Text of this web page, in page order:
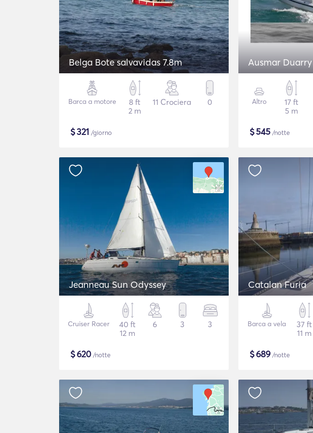
Belga Bote salvavidas 7.8m
Barca a motore
8 ft
2 m
11 Crociera 0
$321 /giorno
Ausmar
Altro
17 ft
5 m
$545 /notte
Jeanneau Sun Odyssey
Cruiser Racer
40 ft
12 m
6 3 3
$620 /notte
Catalan Furia
Barca a vela
37 ft
11 m
$689/notte